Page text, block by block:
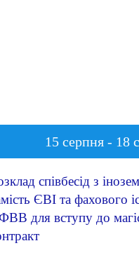
15 серпня - 18
співбесід з
ЄВІ та фахового
для вступу до